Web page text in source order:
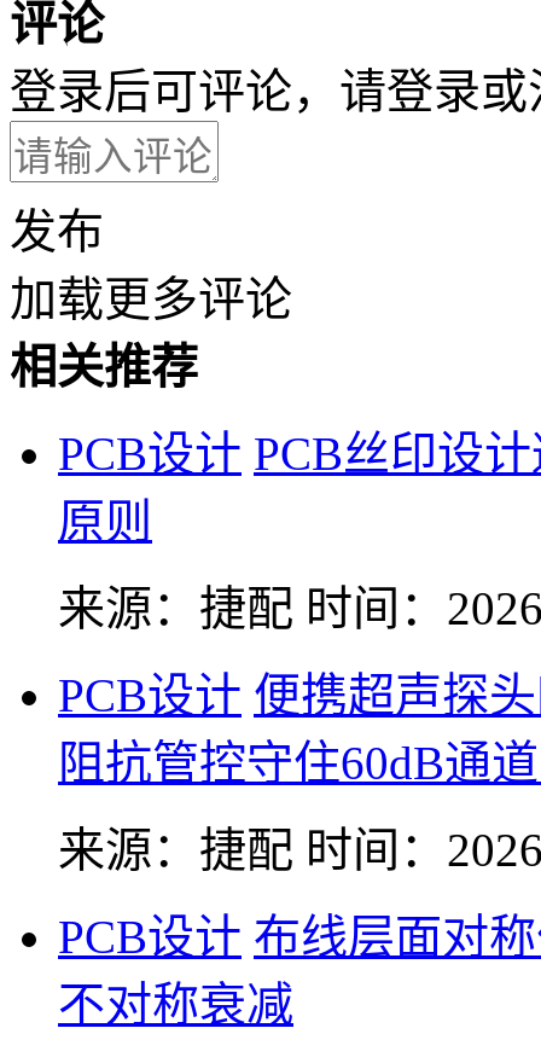
评论
登录后可评论，请登录或
发布
加载更多评论
相关推荐
PCB设计 PCB丝印设
原则
来源：捷配 时间：
PCB设计 便携超声探
阻抗管控守住60dB通
来源：捷配 时间：
PCB设计 布线层面对
不对称衰减